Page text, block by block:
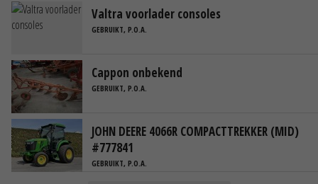
Valtra voorlader consoles
GEBRUIKT, P.O.A.
Cappon onbekend
GEBRUIKT, P.O.A.
JOHN DEERE 4066R COMPACTTREKKER (MID)
#777841
GEBRUIKT, P.O.A.